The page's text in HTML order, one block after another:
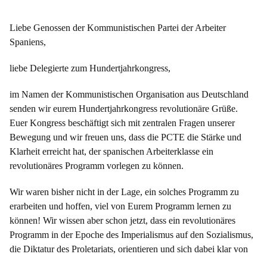
Liebe Genossen der Kommunistischen Partei der Arbeiter
Spaniens,
liebe Delegierte zum Hundertjahrkongress,
im Namen der Kommunistischen Organisation aus Deutschland
senden wir eurem Hundertjahrkongress revolutionäre Grüße.
Euer Kongress beschäftigt sich mit zentralen Fragen unserer
Bewegung und wir freuen uns, dass die PCTE die Stärke und
Klarheit erreicht hat, der spanischen Arbeiterklasse ein
revolutionäres Programm vorlegen zu können.
Wir waren bisher nicht in der Lage, ein solches Programm zu
erarbeiten und hoffen, viel von Eurem Programm lernen zu
können! Wir wissen aber schon jetzt, dass ein revolutionäres
Programm in der Epoche des Imperialismus auf den Sozialismus,
die Diktatur des Proletariats, orientieren und sich dabei klar von